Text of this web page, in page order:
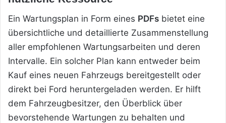
Ein Wartungsplan in Form eines PDFs bietet eine
übersichtliche und detaillierte Zusammenstellung
aller empfohlenen Wartungsarbeiten und deren
Intervalle. Ein solcher Plan kann entweder beim
Kauf eines neuen Fahrzeugs bereitgestellt oder
direkt bei Ford heruntergeladen werden. Er hilft
dem Fahrzeugbesitzer, den Überblick über
bevorstehende Wartungen zu behalten und